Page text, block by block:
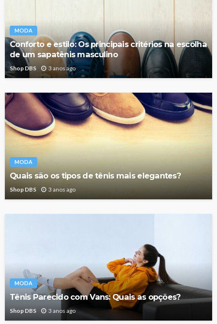
MODA
Conforto e estilo: Os principais critérios na escolha
de um sapatênis masculino
Shop DBS 3 anos ago
MODA
Quais são os tipos de tênis mais elegantes?
Shop DBS 3 anos ago
MODA
Tênis Parecido com Vans: Quais as opções?
Shop DBS 3 anos ago